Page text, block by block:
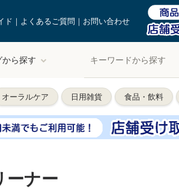
ド よくあるご質問 お問い合わせ
から探す
オーラルケア 日用雑貨 食品・飲料
ーナー